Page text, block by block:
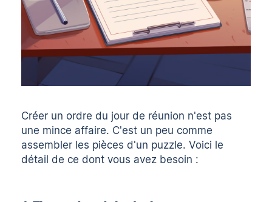
Créer un ordre du jour de réunion n'est pas
une mince affaire. C'est un peu comme
assembler les pièces d'un puzzle. Voici le
détail de ce dont vous avez besoin :